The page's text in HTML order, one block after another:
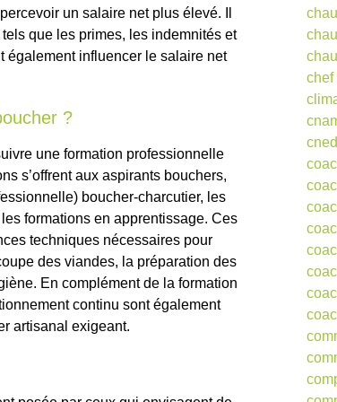
un salaire net plus élevé. Il
que les primes, les indemnités et
également influencer le salaire net
?
une formation professionnelle
s’offrent aux aspirants bouchers,
boucher-charcutier, les
formations en apprentissage. Ces
techniques nécessaires pour
des viandes, la préparation des
En complément de la formation
continu sont également
artisanal exigeant.
chef
cned